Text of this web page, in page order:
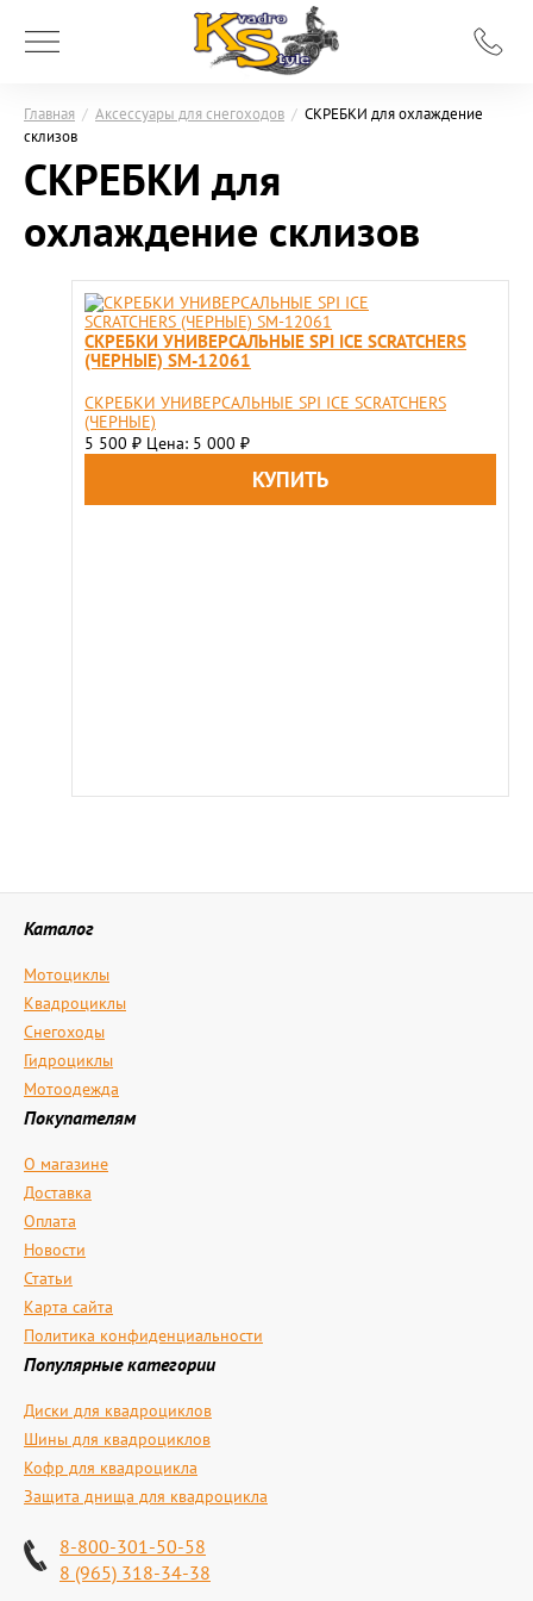
Главная / Аксессуары для снегоходов / СКРЕБКИ для охлаждение
склизов
СКРЕБКИ для
охлаждение склизов
СКРЕБКИ УНИВЕРСАЛЬНЫЕ SPI ICE SCRATCHERS
(ЧЕРНЫЕ) SM-12061
СКРЕБКИ УНИВЕРСАЛЬНЫЕ SPI ICE SCRATCHERS
(ЧЕРНЫЕ)
5 500 ₽ Цена: 5 000 ₽
Каталог
Мотоциклы
Квадроциклы
Снегоходы
Гидроциклы
Мотоодежда
Покупателям
О магазине
Доставка
Оплата
Новости
Статьи
Карта сайта
Политика конфиденциальности
Популярные категории
Диски для квадроциклов
Шины для квадроциклов
Кофр для квадроцикла
Защита днища для квадроцикла
8-800-301-50-58
8 (965) 318-34-38